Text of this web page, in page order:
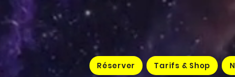
Réserver Tarifs & Shop